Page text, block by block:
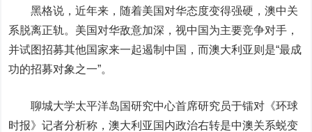
黑格说，近年来，随着美国对华态度变得强硬，澳中关
系脱离正轨。美国对华敌意加深，视中国为主要竞争对手，
并试图招募其他国家来一起遏制中国，而澳大利亚则是“最成
功的招募对象之一”。
聊城大学太平洋岛国研究中心首席研究员于镭对《环球
时报》记者分析称，澳大利亚国内政治右转是中澳关系蜕变